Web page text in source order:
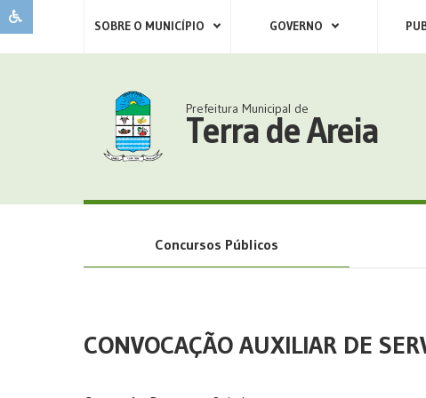
SOBRE O MUNICÍPIO GOVERNO
Prefeitura Municipal de
Terra de Areia
Concursos Públicos
CONVOCAÇÃO AUXILIAR DE